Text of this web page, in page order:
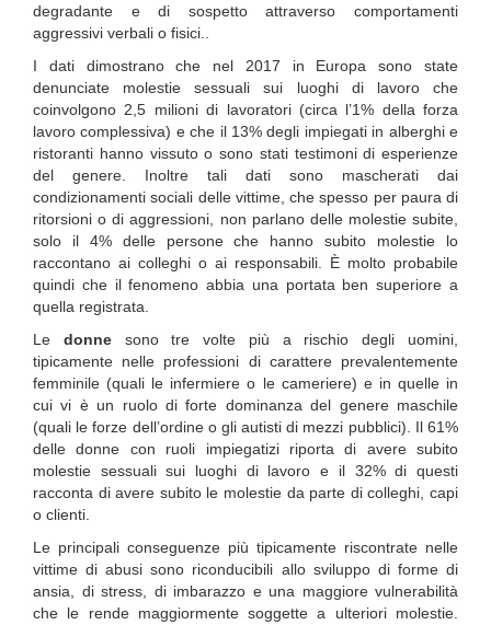
degradante e di sospetto attraverso comportamenti
aggressivi verbali o fisici..
I dati dimostrano che nel 2017 in Europa sono state
denunciate molestie sessuali sui luoghi di lavoro che
coinvolgono 2,5 milioni di lavoratori (circa l’1% della forza
lavoro complessiva) e che il 13% degli impiegati in alberghi e
ristoranti hanno vissuto o sono stati testimoni di esperienze
del genere. Inoltre tali dati sono mascherati dai
condizionamenti sociali delle vittime, che spesso per paura di
ritorsioni o di aggressioni, non parlano delle molestie subite,
solo il 4% delle persone che hanno subito molestie lo
raccontano ai colleghi o ai responsabili. È molto probabile
quindi che il fenomeno abbia una portata ben superiore a
quella registrata.
Le donnesono tre volte più a rischio degli uomini,
tipicamente nelle professioni di carattere prevalentemente
femminile (quali le infermiere o le cameriere) e in quelle in
cui vi è un ruolo di forte dominanza del genere maschile
(quali le forze dell’ordine o gli autisti di mezzi pubblici). Il 61%
delle donne con ruoli impiegatizi riporta di avere subito
molestie sessuali sui luoghi di lavoro e il 32% di questi
racconta di avere subito le molestie da parte di colleghi, capi
o clienti.
Le principali conseguenze più tipicamente riscontrate nelle
vittime di abusi sono riconducibili allo sviluppo di forme di
ansia, di stress, di imbarazzo e una maggiore vulnerabilità
che le rende maggiormente soggette a ulteriori molestie.